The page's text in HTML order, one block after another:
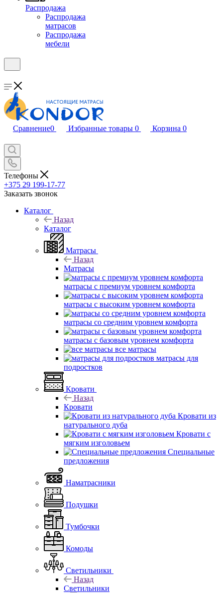
Распродажа
Распродажа
матрасов
Распродажа
мебели
Сравнение0 Избранные товары 0 Корзина 0
Телефоны
+375 29 199-17-77
Заказать звонок
Каталог
Назад
Каталог
Матрасы
Назад
Матрасы
матрасы с премиум уровнем комфорта
матрасы с высоким уровнем комфорта
матрасы со средним уровнем комфорта
матрасы с базовым уровнем комфорта
все матрасы
матрасы для
подростков
Кровати
Назад
Кровати
Кровати из
натурального дуба
Кровати с
мягким изголовьем
Специальные
предложения
Наматрасники
Подушки
Тумбочки
Комоды
Светильники
Назад
Светильники